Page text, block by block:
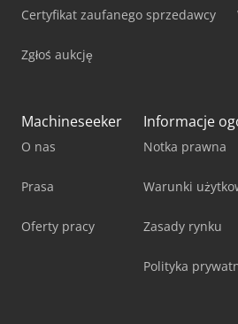
Certyfikat zaufanego sprzedawcy
Zgłoś aukcję
Machineseeker
O nas
Prasa
Oferty pracy
Informacje
Notka prawna
Warunki
Zasady rynku
Polityka